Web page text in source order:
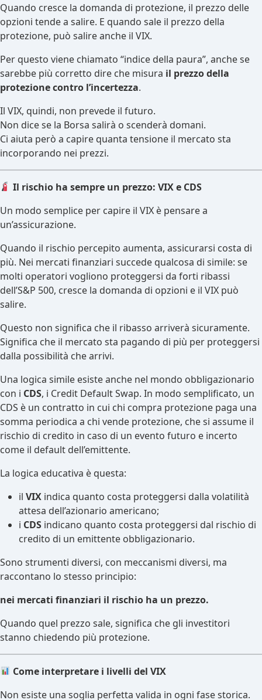
Quando cresce la domanda di protezione, il prezzo delle
opzioni tende a salire. E quando sale il prezzo della
protezione, può salire anche il VIX.
Per questo viene chiamato “indice della paura”, anche se
sarebbe più corretto dire che misura il prezzo della
protezione contro l’incertezza.
Il VIX, quindi, non prevede il futuro.
Non dice se la Borsa salirà o scenderà domani.
Ci aiuta però a capire quanta tensione il mercato sta
incorporando nei prezzi.
Il rischio ha sempre un prezzo: VIX e CDS
Un modo semplice per capire il VIX è pensare a
un’assicurazione.
Quando il rischio percepito aumenta, assicurarsi costa di
più. Nei mercati finanziari succede qualcosa di simile: se
molti operatori vogliono proteggersi da forti ribassi
dell’S&P 500, cresce la domanda di opzioni e il VIX può
salire.
Questo non significa che il ribasso arriverà sicuramente.
Significa che il mercato sta pagando di più per proteggersi
dalla possibilità che arrivi.
Una logica simile esiste anche nel mondo obbligazionario
con i CDS, i Credit Default Swap. In modo semplificato, un
CDS è un contratto in cui chi compra protezione paga una
somma periodica a chi vende protezione, che si assume il
rischio di credito in caso di un evento futuro e incerto
come il default dell’emittente.
La logica educativa è questa:
il VIX indica quanto costa proteggersi dalla volatilità
attesa dell’azionario americano;
i CDS indicano quanto costa proteggersi dal rischio di
credito di un emittente obbligazionario.
Sono strumenti diversi, con meccanismi diversi, ma
raccontano lo stesso principio:
nei mercati finanziari il rischio ha un prezzo.
Quando quel prezzo sale, significa che gli investitori
stanno chiedendo più protezione.
Come interpretare i livelli del VIX
Non esiste una soglia perfetta valida in ogni fase storica.